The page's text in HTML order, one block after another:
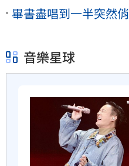
畢書盡唱到一半突然
音樂星球